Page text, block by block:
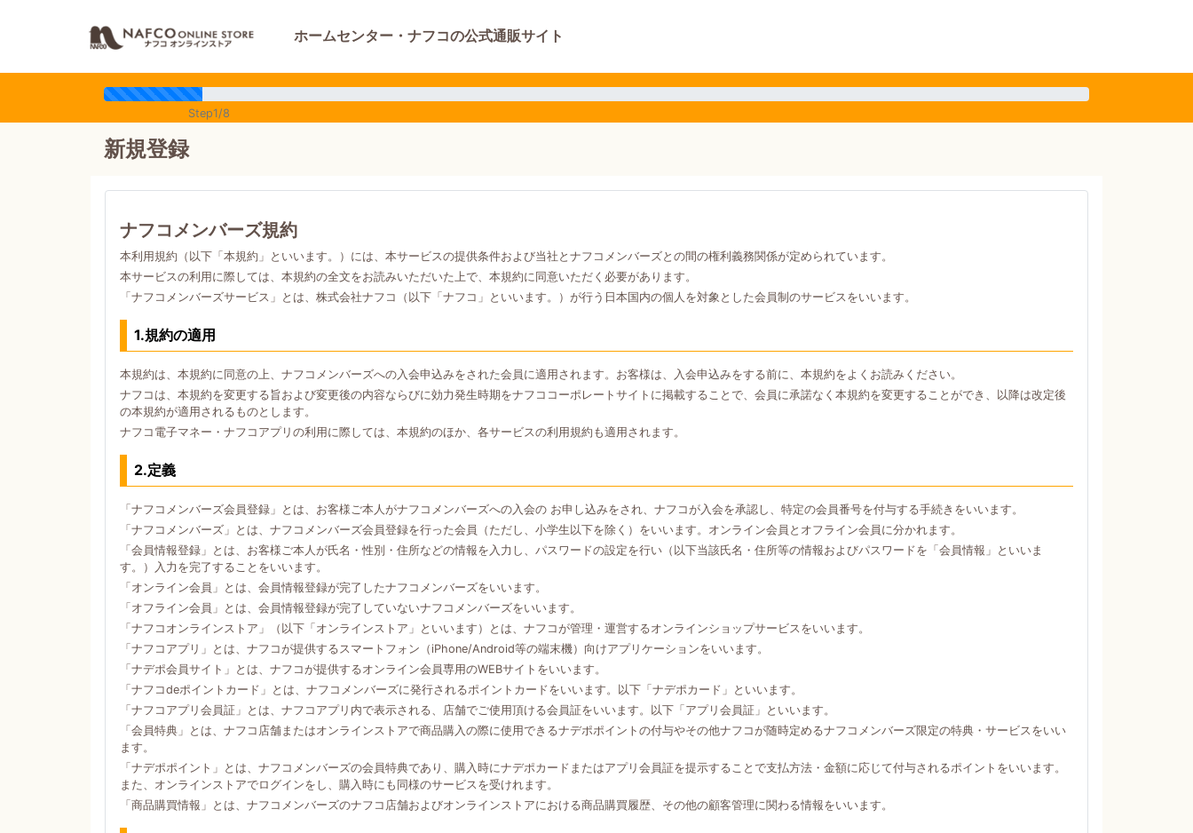
ホームセンター・ナフコの公式通販サイト
Step1/8
新規登録
ナフコメンバーズ規約
本利用規約（以下「本規約」といいます。）には、本サービスの提供条件および当社とナフコメンバーズとの間の権利義務関係が定められています。
本サービスの利用に際しては、本規約の全文をお読みいただいた上で、本規約に同意いただく必要があります。
「ナフコメンバーズサービス」とは、株式会社ナフコ（以下「ナフコ」といいます。）が行う日本国内の個人を対象とした会員制のサービスをいいます。
1.規約の適用
本規約は、本規約に同意の上、ナフコメンバーズへの入会申込みをされた会員に適用されます。お客様は、入会申込みをする前に、本規約をよくお読みください。
ナフコは、本規約を変更する旨および変更後の内容ならびに効力発生時期をナフココーポレートサイトに掲載することで、会員に承諾なく本規約を変更することができ、以降は改定後
の本規約が適用されるものとします。
ナフコ電子マネー・ナフコアプリの利用に際しては、本規約のほか、各サービスの利用規約も適用されます。
2.定義
「ナフコメンバーズ会員登録」とは、お客様ご本人がナフコメンバーズへの入会の お申し込みをされ、ナフコが入会を承認し、特定の会員番号を付与する手続きをいいます。
「ナフコメンバーズ」とは、ナフコメンバーズ会員登録を行った会員（ただし、小学生以下を除く）をいいます。オンライン会員とオフライン会員に分かれます。
「会員情報登録」とは、お客様ご本人が氏名・性別・住所などの情報を入力し、パスワードの設定を行い（以下当該氏名・住所等の情報およびパスワードを「会員情報」といいま
す。）入力を完了することをいいます。
「オンライン会員」とは、会員情報登録が完了したナフコメンバーズをいいます。
「オフライン会員」とは、会員情報登録が完了していないナフコメンバーズをいいます。
「ナフコオンラインストア」（以下「オンラインストア」といいます）とは、ナフコが管理・運営するオンラインショップサービスをいいます。
「ナフコアプリ」とは、ナフコが提供するスマートフォン（iPhone/Android等の端末機）向けアプリケーションをいいます。
「ナデポ会員サイト」とは、ナフコが提供するオンライン会員専用のWEBサイトをいいます。
「ナフコdeポイントカード」とは、ナフコメンバーズに発行されるポイントカードをいいます。以下「ナデポカード」といいます。
「ナフコアプリ会員証」とは、ナフコアプリ内で表示される、店舗でご使用頂ける会員証をいいます。以下「アプリ会員証」といいます。
「会員特典」とは、ナフコ店舗またはオンラインストアで商品購入の際に使用できるナデポポイントの付与やその他ナフコが随時定めるナフコメンバーズ限定の特典・サービスをいい
ます。
「ナデポポイント」とは、ナフコメンバーズの会員特典であり、購入時にナデポカードまたはアプリ会員証を提示することで支払方法・金額に応じて付与されるポイントをいいます。
また、オンラインストアでログインをし、購入時にも同様のサービスを受けれます。
「商品購買情報」とは、ナフコメンバーズのナフコ店舗およびオンラインストアにおける商品購買履歴、その他の顧客管理に関わる情報をいいます。